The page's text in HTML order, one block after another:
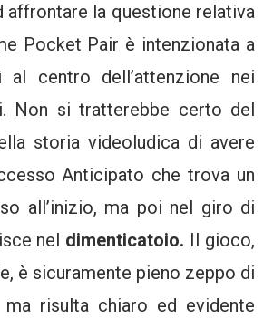
affrontare la questione relativa
Pocket Pair è intenzionata a
al centro dell’attenzione nei
Non si tratterebbe certo del
storia videoludica di avere
Anticipato che trova un
all’inizio, ma poi nel giro di
nel dimenticatoio. Il gioco,
è sicuramente pieno zeppo di
risulta chiaro ed evidente